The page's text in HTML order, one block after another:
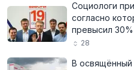
Социологи
согласно
превысил 30%
28
В освящённый